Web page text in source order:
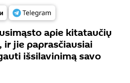
apie kitataučių
jie paprasčiausiai
išsilavinimą savo